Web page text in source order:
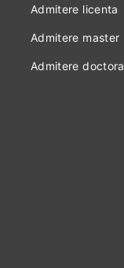
Admitere licenta
Admitere master
Admitere